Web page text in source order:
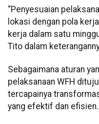
“Penyesuaian
lokasi dengan pola
kerja dalam satu
Tito dalam
Sebagaimana aturan
pelaksanaan WFH
tercapainya
yang efektif dan efisien.